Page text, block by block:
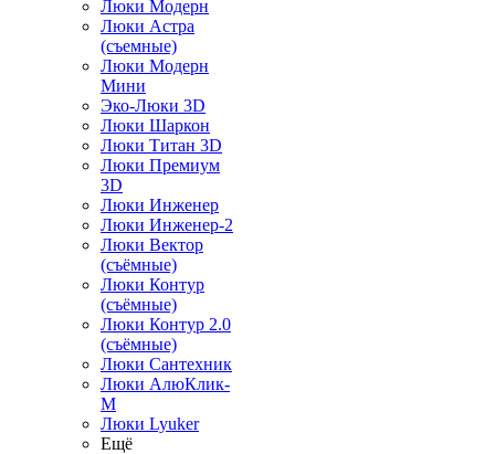
Люки Модерн
Люки Астра
(съемные)
Люки Модерн
Мини
Эко-Люки 3D
Люки Шаркон
Люки Титан 3D
Люки Премиум
3D
Люки Инженер
Люки Инженер-2
Люки Вектор
(съёмные)
Люки Контур
(съёмные)
Люки Контур 2.0
(съёмные)
Люки Сантехник
Люки АлюКлик-
М
Люки Lyuker
Ещё